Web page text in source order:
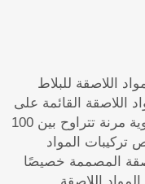
اللاصقة للبلاط
اللاصقة القائمة على
الأسمنت المعدل بالبوليمر، بطاقة سنوية مرنة تتراوح بين 100
تركيبات المواد
المصممة خصيصًا